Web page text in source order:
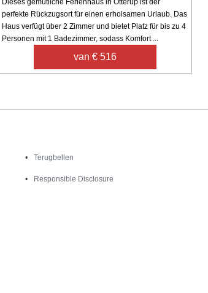
perfekte Rückzugsort für einen erholsamen Urlaub. Das
Haus verfügt über 2 Zimmer und bietet Platz für bis zu 4
Personen mit 1 Badezimmer, sodass Komfort ...
van € 516
Terugbellen
Responsible Disclosure